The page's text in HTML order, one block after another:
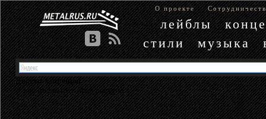
О проекте
лейблы
стили
музыка
Доступ запрещен
У вас не хватает прав доступа.